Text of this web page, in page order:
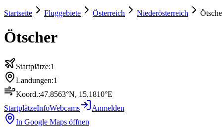
Startseite Fluggebiete Österreich Niederösterreich
Ötscher
Startplätze:1
Landungen:1
Koord.:47.8563°N, 15.1810°E
StartplätzeInfoWebcams
Anmelden
In Google Maps öffnen